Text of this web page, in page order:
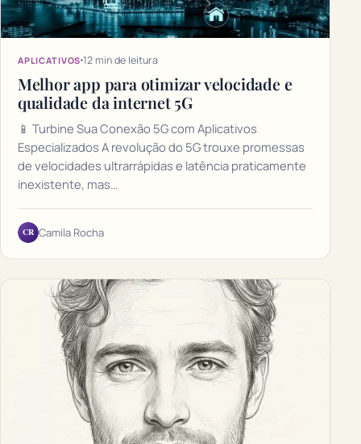
APLICATIVOS 12 min de leitura
Melhor app para otimizar velocidade e
qualidade da internet 5G
📱 Turbine Sua Conexão 5G com Aplicativos
Especializados A revolução do 5G trouxe promessas
de velocidades ultrarrápidas e latência praticamente
inexistente, mas…
CR Camila Rocha